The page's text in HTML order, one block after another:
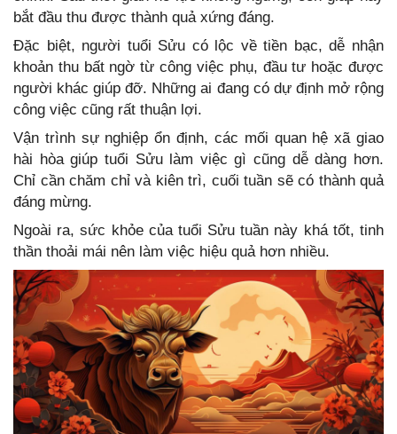
bắt đầu thu được thành quả xứng đáng.
Đặc biệt, người tuổi Sửu có lộc về tiền bạc, dễ nhận
khoản thu bất ngờ từ công việc phụ, đầu tư hoặc được
người khác giúp đỡ. Những ai đang có dự định mở rộng
công việc cũng rất thuận lợi.
Vận trình sự nghiệp ổn định, các mối quan hệ xã giao
hài hòa giúp tuổi Sửu làm việc gì cũng dễ dàng hơn.
Chỉ cần chăm chỉ và kiên trì, cuối tuần sẽ có thành quả
đáng mừng.
Ngoài ra, sức khỏe của tuổi Sửu tuần này khá tốt, tinh
thần thoải mái nên làm việc hiệu quả hơn nhiều.